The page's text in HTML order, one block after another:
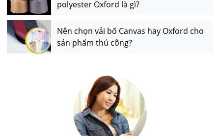
polyester Oxford là gì?
Nên chọn vải bố Canvas hay Oxford cho
sản phẩm thủ công?